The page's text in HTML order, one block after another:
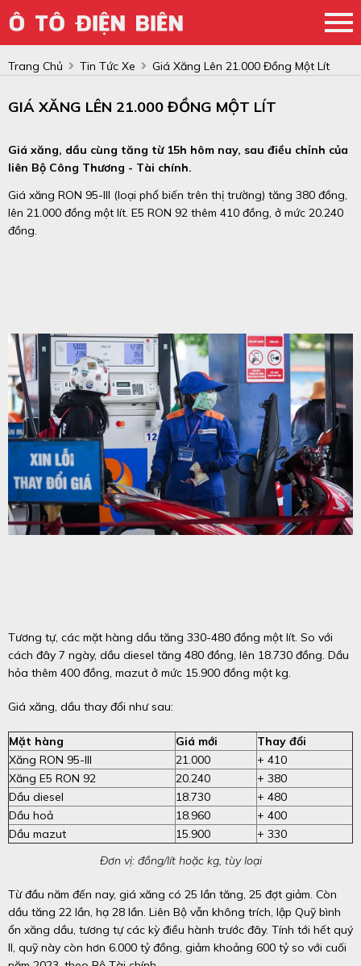
Trang Chủ Tin Tức Xe Giá Xăng Lên 21.000 Đồng Một Lít
GIÁ XĂNG LÊN 21.000 ĐỒNG MỘT LÍT
Giá xăng, dầu cùng tăng từ 15h hôm nay, sau điều chỉnh của
liên Bộ Công Thương - Tài chính.
Giá xăng RON 95-III (loại phổ biến trên thị trường) tăng 380 đồng,
lên 21.000 đồng một lít. E5 RON 92 thêm 410 đồng, ở mức 20.240
đồng.
Tương tự, các mặt hàng dầu tăng 330-480 đồng một lít. So với
cách đây 7 ngày, dầu diesel tăng 480 đồng, lên 18.730 đồng. Dầu
hỏa thêm 400 đồng, mazut ở mức 15.900 đồng một kg.
Giá xăng, dầu thay đổi như sau:
Mặt hàng Giá mới
Thay đổi
Xăng RON 95-III
21.000
+ 410
Xăng E5 RON 92
20.240
+ 380
Dầu diesel
18.730
+ 480
Dầu hoả
18.960
+ 400
Dầu mazut
15.900
+ 330
Đơn vị: đồng/lít hoặc kg, tùy loại
Từ đầu năm đến nay, giá xăng có 25 lần tăng, 25 đợt giảm. Còn
dầu tăng 22 lần, hạ 28 lần. Liên Bộ vẫn không trích, lập Quỹ bình
ổn xăng dầu, tương tự các kỳ điều hành trước đây. Tính tới hết quý
II, quỹ này còn hơn 6.000 tỷ đồng, giảm khoảng 600 tỷ so với cuối